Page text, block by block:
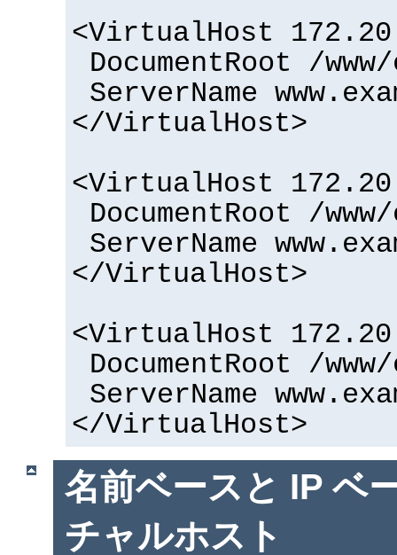
<VirtualHost
DocumentRoot /
ServerName
</VirtualHost>
<VirtualHost
DocumentRoot /
ServerName
</VirtualHost>
<VirtualHost
DocumentRoot /
ServerName
</VirtualHost>
名前ベースと IP ベ
チャルホスト